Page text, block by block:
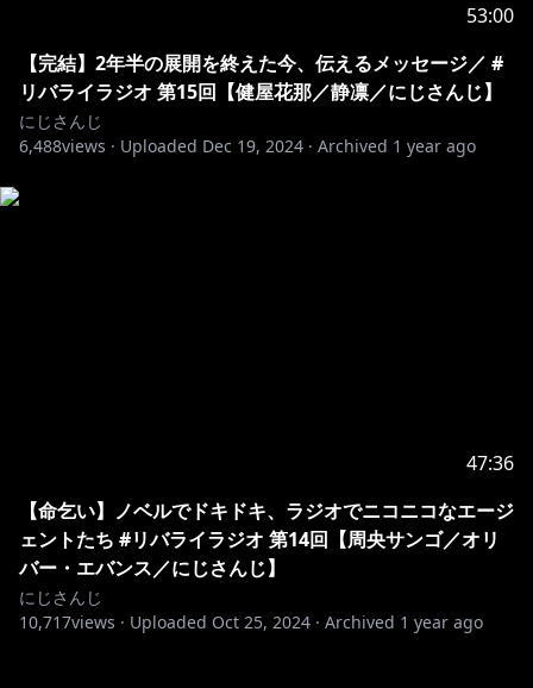
53:00
【完結】2年半の展開を終えた今、伝えるメッセージ／ #
リバライラジオ 第15回【健屋花那／静凛／にじさんじ】
にじさんじ
6,488views · Uploaded Dec 19, 2024 · Archived 1 year ago
47:36
【命乞い】ノベルでドキドキ、ラジオでニコニコなエージ
ェントたち #リバライラジオ 第14回【周央サンゴ／オリ
バー・エバンス／にじさんじ】
にじさんじ
10,717views · Uploaded Oct 25, 2024 · Archived 1 year ago